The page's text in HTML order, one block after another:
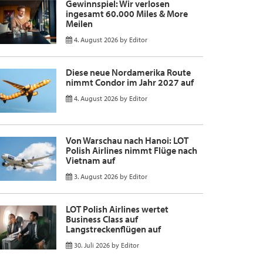
Gewinnspiel: Wir verlosen
ingesamt 60.000 Miles & More
Meilen
4. August 2026 by Editor
Diese neue Nordamerika Route
nimmt Condor im Jahr 2027 auf
4. August 2026 by Editor
Von Warschau nach Hanoi: LOT
Polish Airlines nimmt Flüge nach
Vietnam auf
3. August 2026 by Editor
LOT Polish Airlines wertet
Business Class auf
Langstreckenflügen auf
30. Juli 2026 by Editor